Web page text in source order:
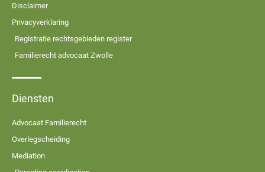
Disclaimer
Privacyverklaring
Registratie rechtsgebieden register
Familierecht advocaat Zwolle
Diensten
Advocaat Familierecht
Overlegscheiding
Mediation